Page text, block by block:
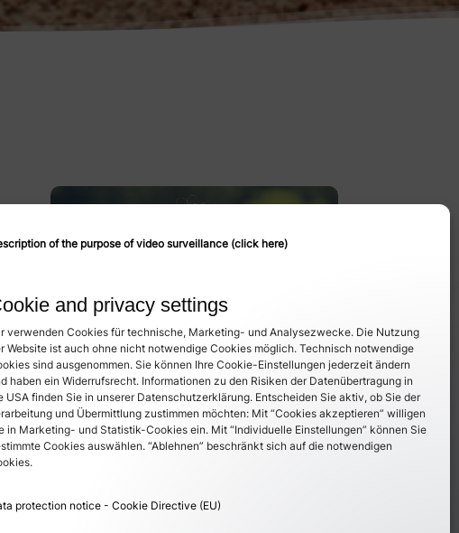
of the purpose of video surveillance (click here)
and privacy settings
verwenden Cookies für technische, Marketing- und Analysezwecke. Die Nutzung
Website ist auch ohne nicht notwendige Cookies möglich. Technisch notwendige
sind ausgenommen. Sie können Ihre Cookie-Einstellungen jederzeit ändern
haben ein Widerrufsrecht. Informationen zu den Risiken der Datenübertragung in
USA finden Sie in unserer Datenschutzerklärung. Entscheiden Sie aktiv, ob Sie der
und Übermittlung zustimmen möchten: Mit “Cookies akzeptieren” willigen
in Marketing- und Statistik-Cookies ein. Mit “Individuelle Einstellungen” können Sie
Cookies auswählen. “Ablehnen” beschränkt sich auf die notwendigen
protection notice - Cookie Directive (EU)